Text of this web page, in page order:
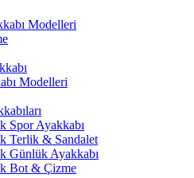
Modelleri
Modelleri
Spor Ayakkabı
Terlik & Sandalet
Günlük Ayakkabı
Bot & Çizme